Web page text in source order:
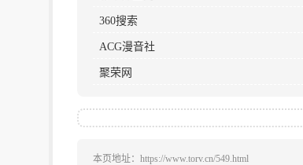
360搜索
ACG漫音社
聚荣网
本页地址：https://www.torv.cn/549.html